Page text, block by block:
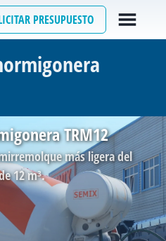
PRESUPUESTO
TRM12
más ligera del
12 m³.